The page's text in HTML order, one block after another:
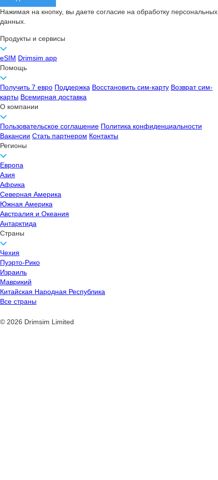
Нажимая на кнопку, вы даете согласие на обработку персональных
данных.
Продукты и сервисы
eSIM Drimsim app
Помощь
Получить 7 евро Поддержка Восстановить сим-карту Возврат сим-
карты Всемирная доставка
О компании
Пользовательское соглашение Политика конфиденциальности
Вакансии Стать партнером Контакты
Регионы
Европа
Азия
Африка
Северная Америка
Южная Америка
Австралия и Океания
Антарктида
Страны
Чехия
Пуэрто-Рико
Израиль
Маврикий
Китайская Народная Республика
Все страны
© 2026 Drimsim Limited